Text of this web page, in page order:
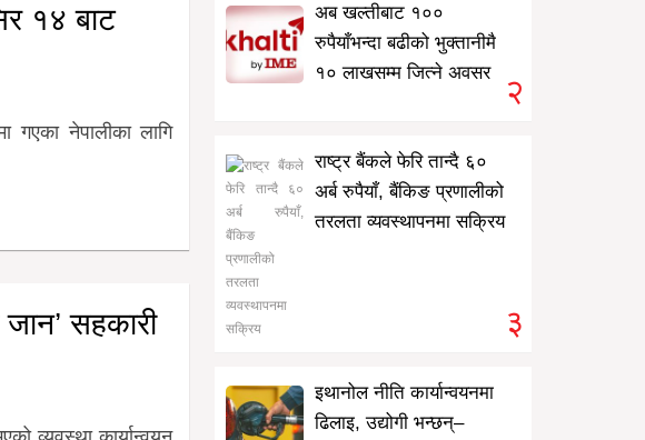
१४ बाट
गएका नेपालीका लागि
सहकारी
अब खल्तीबाट १००
रुपैयाँभन्दा बढीको भुक्तानीमै
१० लाखसम्म जित्ने अवसर
२
राष्ट्र बैंकले फेरि तान्दै ६०
अर्ब रुपैयाँ, बैंकिङ प्रणालीको
तरलता व्यवस्थापनमा सक्रिय
३
इथानोल नीति कार्यान्वयनमा
ढिलाइ, उद्योगी भन्छन्–